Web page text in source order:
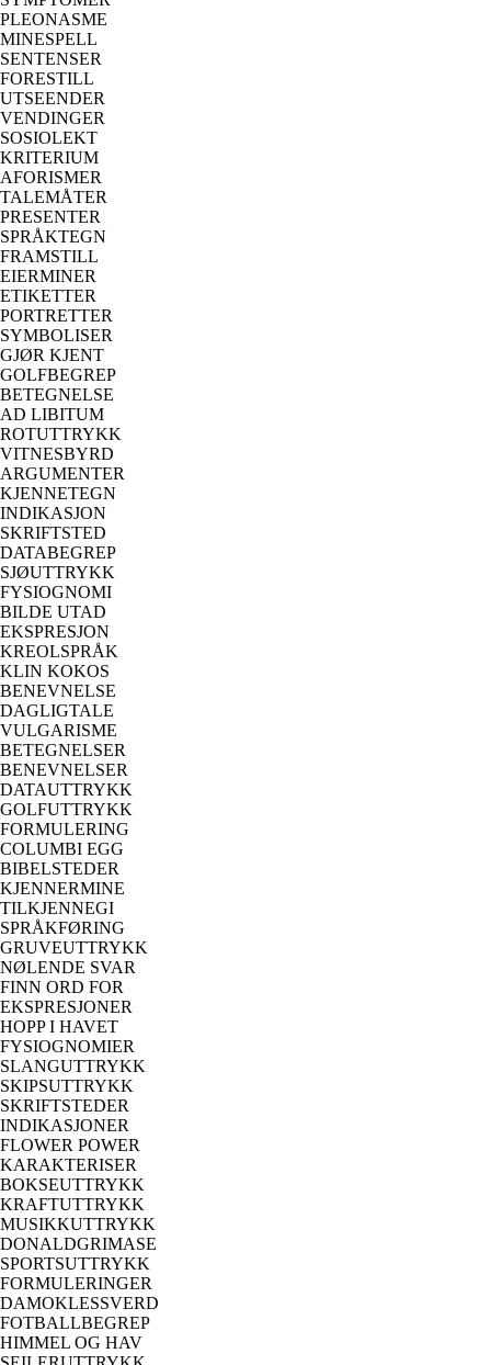
PLEONASME
MINESPELL
SENTENSER
FORESTILL
UTSEENDER
VENDINGER
SOSIOLEKT
KRITERIUM
AFORISMER
TALEMÅTER
PRESENTER
SPRÅKTEGN
FRAMSTILL
EIERMINER
ETIKETTER
PORTRETTER
SYMBOLISER
GJØR KJENT
GOLFBEGREP
BETEGNELSE
AD LIBITUM
ROTUTTRYKK
VITNESBYRD
ARGUMENTER
KJENNETEGN
INDIKASJON
SKRIFTSTED
DATABEGREP
SJØUTTRYKK
FYSIOGNOMI
BILDE UTAD
EKSPRESJON
KREOLSPRÅK
KLIN KOKOS
BENEVNELSE
DAGLIGTALE
VULGARISME
BETEGNELSER
BENEVNELSER
DATAUTTRYKK
GOLFUTTRYKK
FORMULERING
COLUMBI EGG
BIBELSTEDER
KJENNERMINE
TILKJENNEGI
SPRÅKFØRING
GRUVEUTTRYKK
NØLENDE SVAR
FINN ORD FOR
EKSPRESJONER
HOPP I HAVET
FYSIOGNOMIER
SLANGUTTRYKK
SKIPSUTTRYKK
SKRIFTSTEDER
INDIKASJONER
FLOWER POWER
KARAKTERISER
BOKSEUTTRYKK
KRAFTUTTRYKK
MUSIKKUTTRYKK
DONALDGRIMASE
SPORTSUTTRYKK
FORMULERINGER
DAMOKLESSVERD
FOTBALLBEGREP
HIMMEL OG HAV